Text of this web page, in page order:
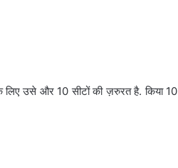
उसे और 10 सीटों की ज़रुरत है. किया 10